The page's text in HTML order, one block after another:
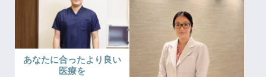
あなたに合ったより良い
医療を